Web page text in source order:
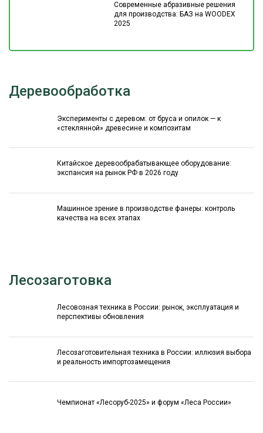
Современные абразивные решения
для производства: БАЗ на WOODEX
2025
Деревообработка
Эксперименты с деревом: от бруса и опилок — к
«стеклянной» древесине и композитам
Китайское деревообрабатывающее оборудование:
экспансия на рынок РФ в 2026 году
Машинное зрение в производстве фанеры: контроль
качества на всех этапах
Лесозаготовка
Лесовозная техника в России: рынок, эксплуатация и
перспективы обновления
Лесозаготовительная техника в России: иллюзия выбора
и реальность импортозамещения
Чемпионат «Лесоруб-2025» и форум «Леса России»